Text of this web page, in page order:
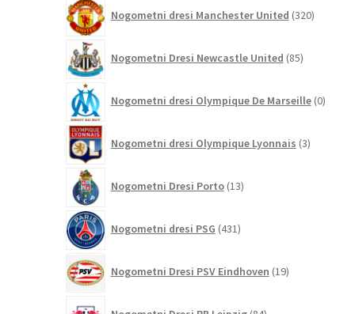
Nogometni dresi Manchester United 320izdelkov
Nogometni Dresi Newcastle United 85izdelkov
Nogometni dresi Olympique De Marseille 0
Nogometni dresi Olympique Lyonnais 3izdelki
Nogometni Dresi Porto 13izdelkov
Nogometni dresi PSG 431izdelkov
Nogometni Dresi PSV Eindhoven 19izdelkov